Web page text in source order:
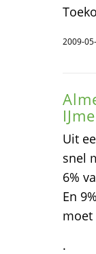
2009-
Uit
snel
6%
En
moet
.